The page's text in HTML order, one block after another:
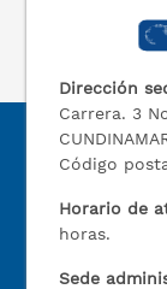
Dirección
Carrera. 3
Código
Horario de
horas.
Sede